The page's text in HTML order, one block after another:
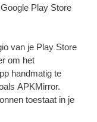
Play Store
van je Play Store
om het
handmatig te
APKMirror.
toestaat in je